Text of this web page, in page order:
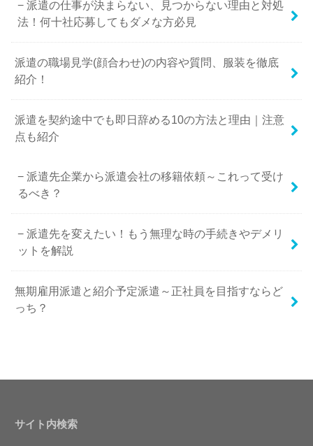
派遣の仕事が決まらない、見つからない理由と対処
法！何十社応募してもダメな方必見
派遣の職場見学(顔合わせ)の内容や質問、服装を徹底
紹介！
派遣を契約途中でも即日辞める10の方法と理由｜注意
点も紹介
派遣先企業から派遣会社の移籍依頼～これって受け
るべき？
派遣先を変えたい！もう無理な時の手続きやデメリ
ットを解説
無期雇用派遣と紹介予定派遣～正社員を目指すならど
っち？
サイト内検索